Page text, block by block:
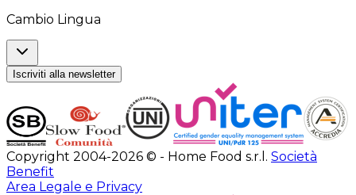
Cambio Lingua
Iscriviti alla newsletter
Copyright 2004-2026 © - Home Food s.r.l. Società
Benefit
Area Legale e Privacy